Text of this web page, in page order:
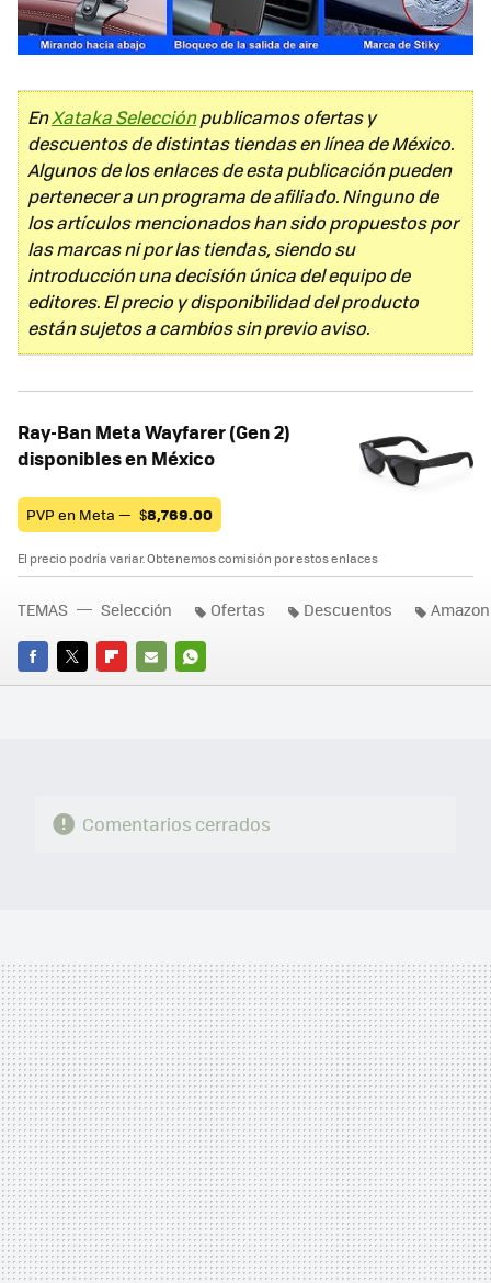
EnXataka Selecciónpublicamos ofertas y
descuentos de distintas tiendas en línea de México.
Algunos de los enlaces de esta publicación pueden
pertenecer a un programa de afiliado. Ninguno de
los artículos mencionados han sido propuestos por
las marcas ni por las tiendas, siendo su
introducción una decisión única del equipo de
editores. El precio y disponibilidad del producto
están sujetos a cambios sin previo aviso.
Ray-Ban Meta Wayfarer (Gen 2)
disponibles en México
PVP en Meta — $8,769.00
El precio podría variar. Obtenemos comisión por estos enlaces
FACEBOOK
TWITTERFLIPBOARD
E-
WHATSAPP
TEMAS Selección Ofertas Descuentos
Comentarios cerrados